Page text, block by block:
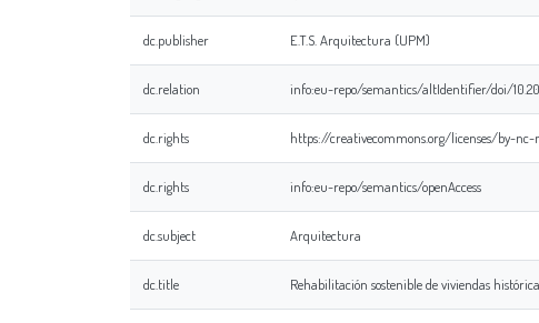
dc.publisher E.T.S. Arquitectura (UPM)
dc.relation info:eu-repo/semantics/altIdentifier/doi/
dc.rights https://creativecommons.org/licenses/by-
dc.rights info:eu-repo/semantics/openAccess
dc.subject Arquitectura
dc.title Rehabilitación sostenible de viviendas